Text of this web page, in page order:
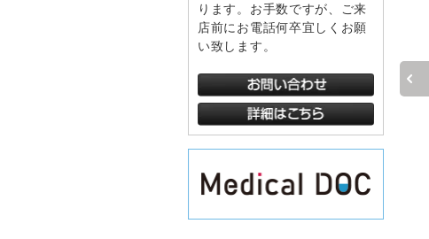
ります。お手数ですが、ご来
店前にお電話何卒宜しくお願
い致します。